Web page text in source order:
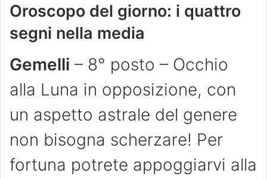
Oroscopo del giorno: i quattro
segni nella media
Gemelli – 8° posto – Occhio
alla Luna in opposizione, con
un aspetto astrale del genere
non bisogna scherzare! Per
fortuna potrete appoggiarvi alla